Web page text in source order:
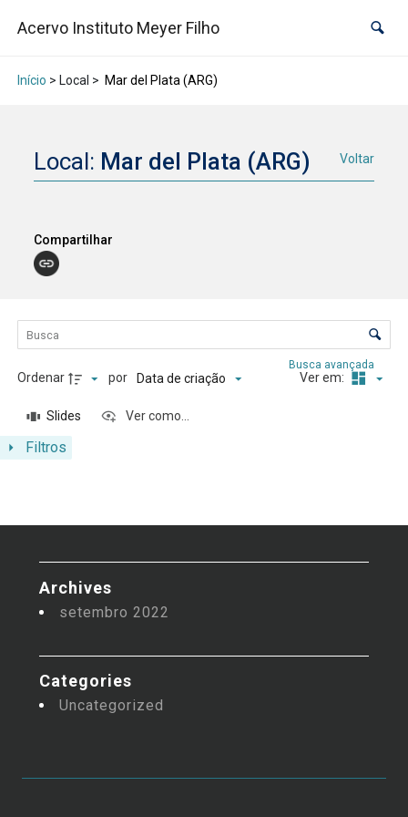
Acervo Instituto Meyer Filho
Início > Local > Mar del Plata (ARG)
Local: Mar del Plata (ARG) Voltar
Compartilhar
Lista de itens
Controle de ordenação e visualização
Filtros
Busca avançada
Ordenar por Data de criação Ver em:
Slides Ver como...
Archives
setembro 2022
Categories
Uncategorized